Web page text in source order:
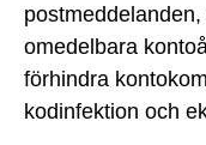
omedelbara
förhindra
kodinfektion och